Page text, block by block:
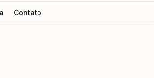
Contato